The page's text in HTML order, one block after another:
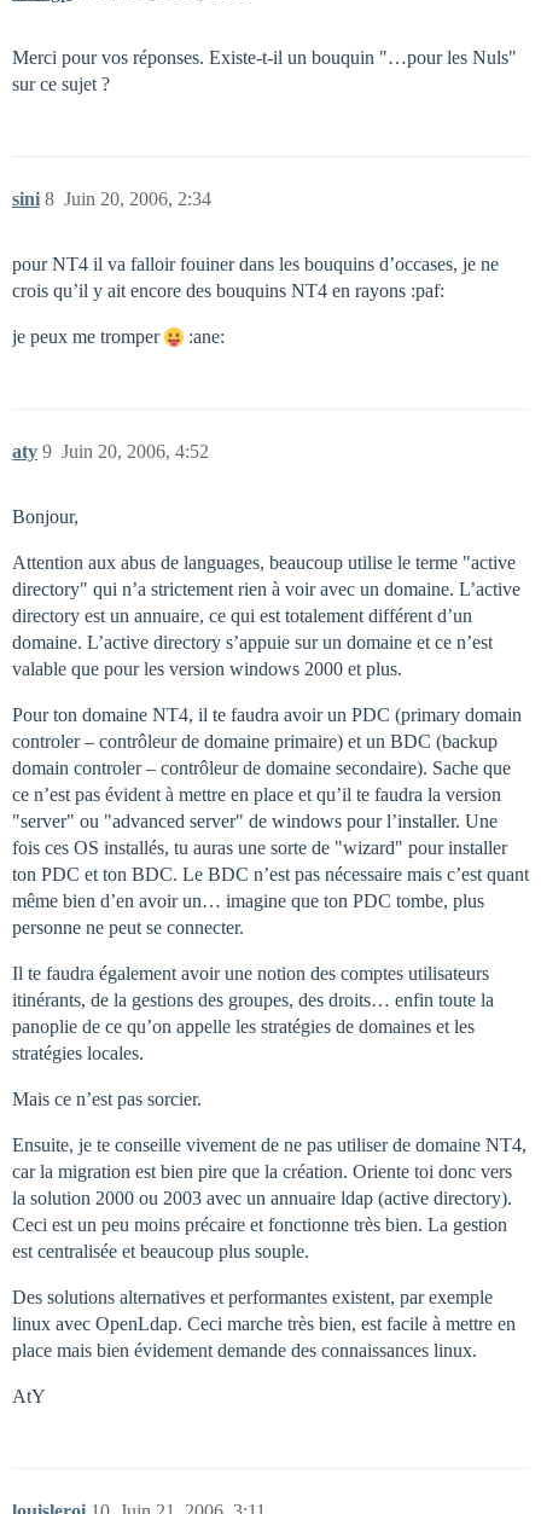
Merci pour vos réponses. Existe-t-il un bouquin "…pour les Nuls"
sur ce sujet ?
sini Juin 20, 2006, 2:34
8
pour NT4 il va falloir fouiner dans les bouquins d’occases, je ne
crois qu’il y ait encore des bouquins NT4 en rayons :paf:
je peux me tromper :ane:
aty Juin 20, 2006, 4:52
9
Bonjour,
Attention aux abus de languages, beaucoup utilise le terme "active
directory" qui n’a strictement rien à voir avec un domaine. L’active
directory est un annuaire, ce qui est totalement différent d’un
domaine. L’active directory s’appuie sur un domaine et ce n’est
valable que pour les version windows 2000 et plus.
Pour ton domaine NT4, il te faudra avoir un PDC (primary domain
controler – contrôleur de domaine primaire) et un BDC (backup
domain controler – contrôleur de domaine secondaire). Sache que
ce n’est pas évident à mettre en place et qu’il te faudra la version
"server" ou "advanced server" de windows pour l’installer. Une
fois ces OS installés, tu auras une sorte de "wizard" pour installer
ton PDC et ton BDC. Le BDC n’est pas nécessaire mais c’est quant
même bien d’en avoir un… imagine que ton PDC tombe, plus
personne ne peut se connecter.
Il te faudra également avoir une notion des comptes utilisateurs
itinérants, de la gestions des groupes, des droits… enfin toute la
panoplie de ce qu’on appelle les stratégies de domaines et les
stratégies locales.
Mais ce n’est pas sorcier.
Ensuite, je te conseille vivement de ne pas utiliser de domaine NT4,
car la migration est bien pire que la création. Oriente toi donc vers
la solution 2000 ou 2003 avec un annuaire ldap (active directory).
Ceci est un peu moins précaire et fonctionne très bien. La gestion
est centralisée et beaucoup plus souple.
Des solutions alternatives et performantes existent, par exemple
linux avec OpenLdap. Ceci marche très bien, est facile à mettre en
place mais bien évidement demande des connaissances linux.
AtY